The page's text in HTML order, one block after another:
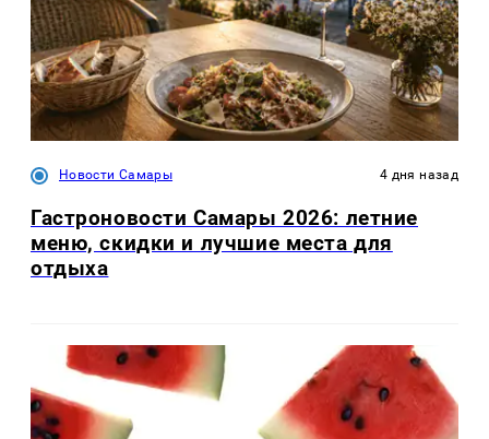
Новости Самары 4 дня назад
Гастроновости Самары 2026: летние
меню, скидки и лучшие места для
отдыха